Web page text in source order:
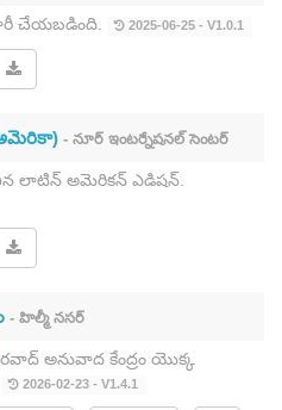
చేయబడింది. 2025-06-25 - V1.0.1
- నూర్ ఇంటర్నేషనల్ సెంటర్
లాటిన్ అమెరికన్ ఎడిషన్.
- హిల్మీ నసర్
అనువాద కేంద్రం యొక్క
2026-02-23 - V1.4.1